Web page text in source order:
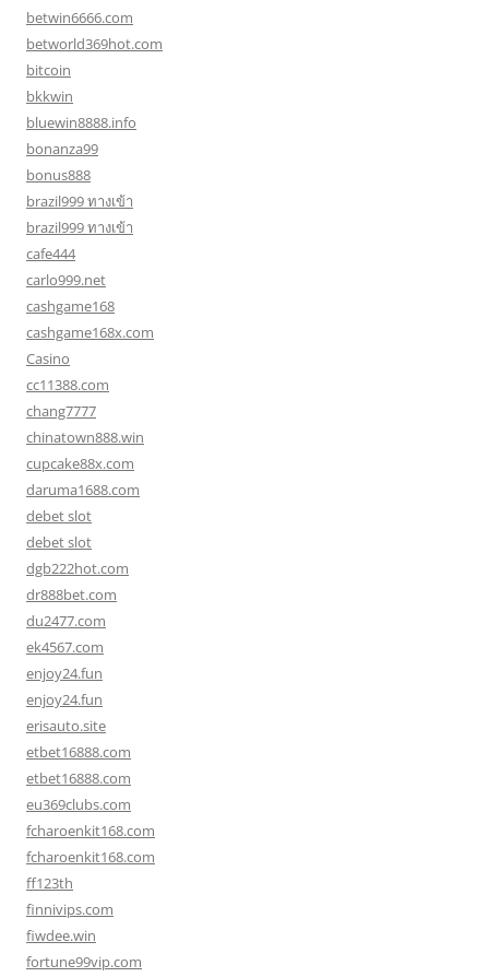
betwin6666.com
betworld369hot.com
bitcoin
bkkwin
bluewin8888.info
bonanza99
bonus888
brazil999 ทางเข้า
brazil999 ทางเข้า
cafe444
carlo999.net
cashgame168
cashgame168x.com
Casino
cc11388.com
chang7777
chinatown888.win
cupcake88x.com
daruma1688.com
debet slot
debet slot
dgb222hot.com
dr888bet.com
du2477.com
ek4567.com
enjoy24.fun
enjoy24.fun
erisauto.site
etbet16888.com
etbet16888.com
eu369clubs.com
fcharoenkit168.com
fcharoenkit168.com
ff123th
finnivips.com
fiwdee.win
fortune99vip.com